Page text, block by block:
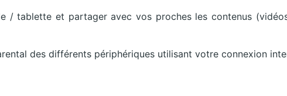
/ tablette et partager avec vos proches les contenus
des différents périphériques utilisant votre connexion